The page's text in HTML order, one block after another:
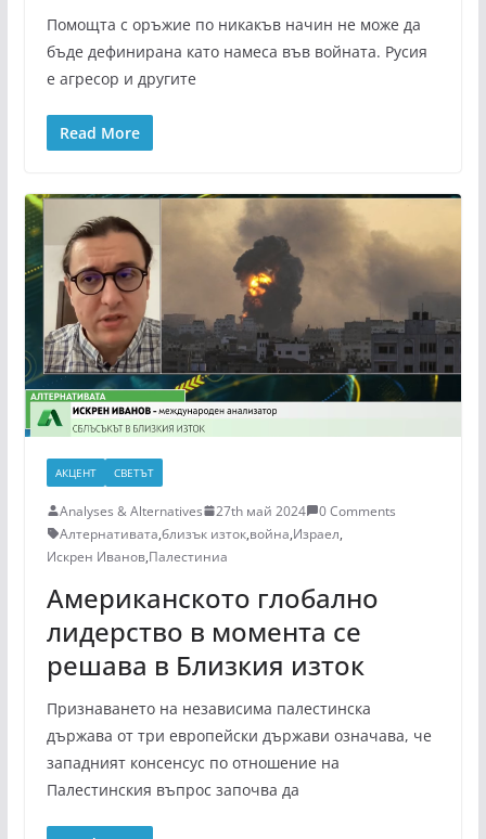
Помощта с оръжие по никакъв начин не може да
бъде дефинирана като намеса във войната. Русия
е агресор и другите
Read More
АКЦЕНТ СВЕТЪТ
Analyses & Alternatives 27th май 2024
0 Comments
Алтернативата,близък изток,война,Израел,
Искрен Иванов,Палестиниа
Американското глобално
лидерство в момента се
решава в Близкия изток
Признаването на независима палестинска
държава от три европейски държави означава, че
западният консенсус по отношение на
Палестинския въпрос започва да